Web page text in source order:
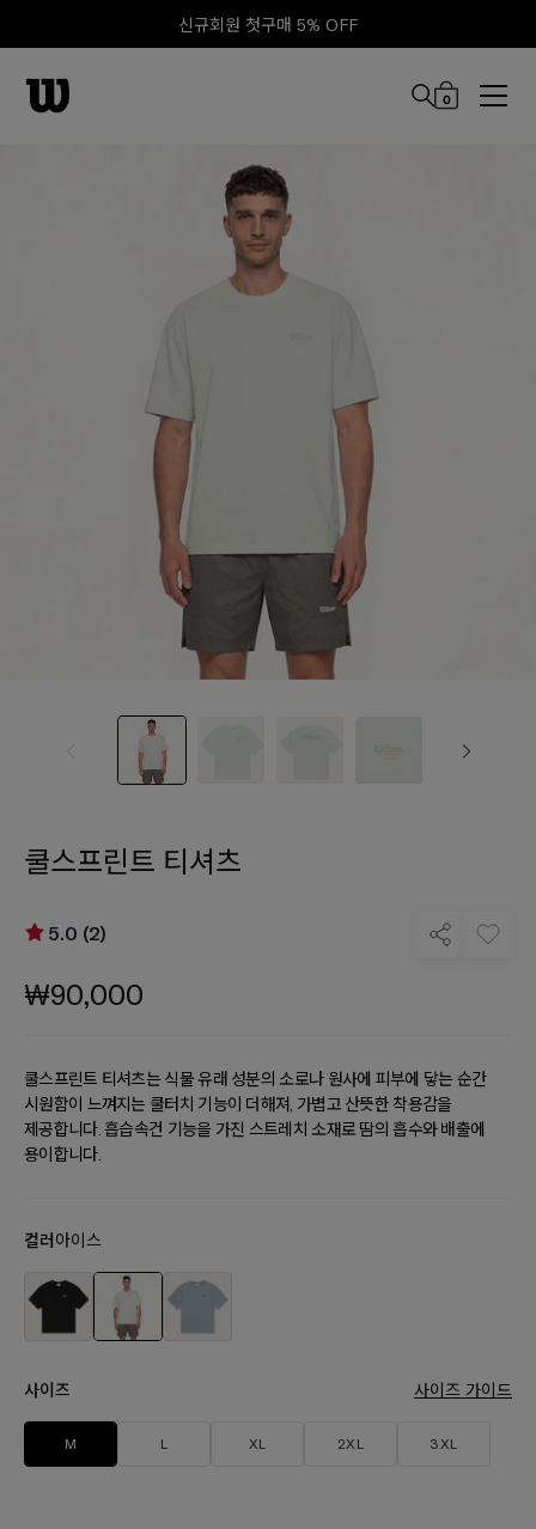
신규회원 첫구매 5% OFF
0
쿨스프린트 티셔츠
5.0 (2)
₩90,000
쿨스프린트 티셔츠는 식물 유래 성분의 소로나 원사에 피부에 닿는 순간
시원함이 느껴지는 쿨터치 기능이 더해져, 가볍고 산뜻한 착용감을
제공합니다. 흡습속건 기능을 가진 스트레치 소재로 땀의 흡수와 배출에
용이합니다.
컬러 아이스
사이즈 사이즈 가이드
M L XL 2XL 3XL